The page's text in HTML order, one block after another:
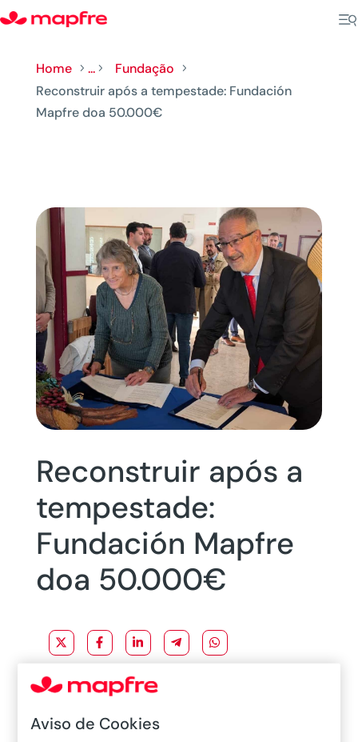
Home 5 ... 5 Fundação 5
Reconstruir após a tempestade: Fundación
Mapfre doa 50.000€
Reconstruir após a
tempestade:
Fundación Mapfre
doa 50.000€
Reconstruir após tempestade, no passado dia
mais um passo no reforço do
Aviso de Cookies